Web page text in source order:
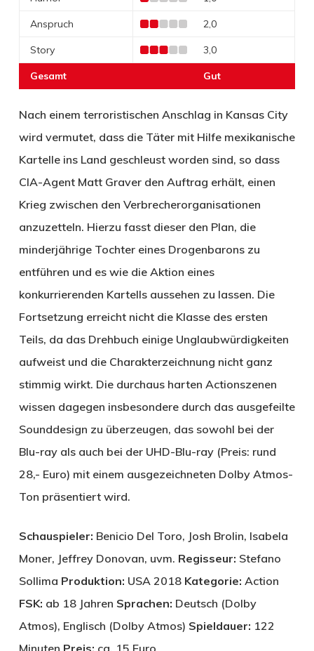
Anspruch 2,0
Story 3,0
Gesamt Gut
Nach einem terroristischen Anschlag in Kansas City
wird vermutet, dass die Täter mit Hilfe mexikanische
Kartelle ins Land geschleust worden sind, so dass
CIA-Agent Matt Graver den Auftrag erhält, einen
Krieg zwischen den Verbrecherorganisationen
anzuzetteln. Hierzu fasst dieser den Plan, die
minderjährige Tochter eines Drogenbarons zu
entführen und es wie die Aktion eines
konkurrierenden Kartells aussehen zu lassen. Die
Fortsetzung erreicht nicht die Klasse des ersten
Teils, da das Drehbuch einige Unglaubwürdigkeiten
aufweist und die Charakterzeichnung nicht ganz
stimmig wirkt. Die durchaus harten Actionszenen
wissen dagegen insbesondere durch das ausgefeilte
Sounddesign zu überzeugen, das sowohl bei der
Blu-ray als auch bei der UHD-Blu-ray (Preis: rund
28,- Euro) mit einem ausgezeichneten Dolby Atmos-
Ton präsentiert wird.
Schauspieler: Benicio Del Toro, Josh Brolin, Isabela
Moner, Jeffrey Donovan, uvm. Regisseur: Stefano
Sollima Produktion: USA 2018 Kategorie: Action
FSK: ab 18 Jahren Sprachen: Deutsch (Dolby
Atmos), Englisch (Dolby Atmos) Spieldauer: 122
Minuten Preis: ca. 15 Euro